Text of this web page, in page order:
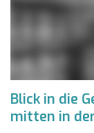
Blick in die
mitten in